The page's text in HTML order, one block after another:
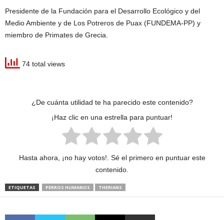
Presidente de la Fundación para el Desarrollo Ecológico y del
Medio Ambiente y de Los Potreros de Puax (FUNDEMA-PP) y
miembro de Primates de Grecia.
74 total views
¿De cuánta utilidad te ha parecido este contenido?
¡Haz clic en una estrella para puntuar!
Hasta ahora, ¡no hay votos!. Sé el primero en puntuar este
contenido.
ETIQUETAS PERROS HUMANOS THERIANS